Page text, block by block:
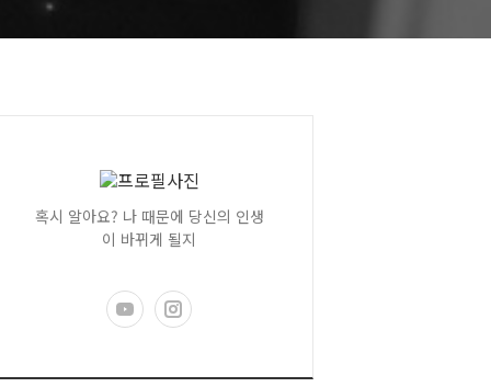
혹시 알아요? 나 때문에 당신의 인생
이 바뀌게 될지